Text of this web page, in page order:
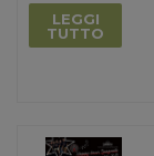
LEGGI
TUTTO